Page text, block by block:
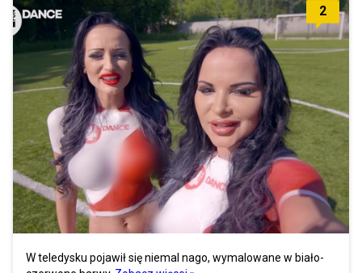
2
W teledysku pojawił się niemal nago, wymalowane w biało-